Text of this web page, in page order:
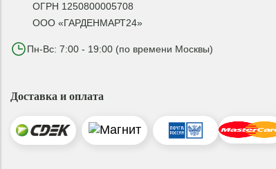
ОГРН 1250800005708
ООО «ГАРДЕНМАРТ24»
Пн-Вс: 7:00 - 19:00 (по времени Москвы)
Доставка и оплата